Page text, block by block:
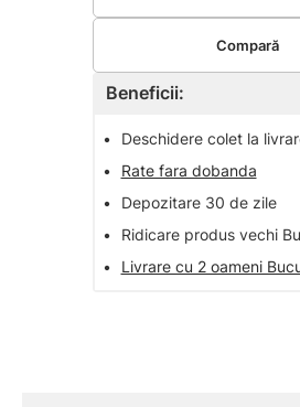
Beneficii:
•
Deschidere colet la
•
Rate fara dobanda
•
Depozitare 30 de zile
•
Ridicare produs vechi
•
Livrare cu 2 oameni
Compară